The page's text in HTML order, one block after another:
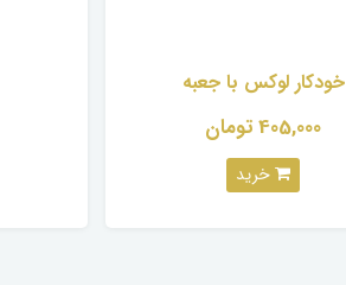
خودکار لوکس با جعبه
405,000 تومان
خرید